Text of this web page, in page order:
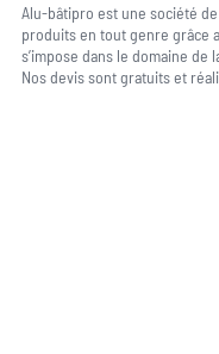
Alu-bâtipro est une société
produits en tout genre grâce
s’impose dans le domaine
Nos devis sont gratuits et